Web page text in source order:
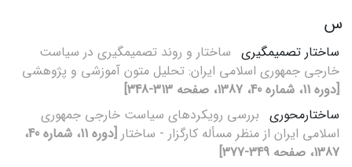
س
ساختار تصمیم‏گیری ساختار و روند تصمیم‏گیری در سیاست
خارجی جمهوری اسلامی ایران: تحلیل متون آموزشی و پژوهشی
[دوره 11، شماره 40، 1387، صفحه 313-348]
ساختارمحوری بررسی رویکردهای سیاست خارجی جمهوری
اسلامی ایران از منظر مسأله کارگزار - ساختار
[دوره 11، شماره 40،
1387، صفحه 349-377]